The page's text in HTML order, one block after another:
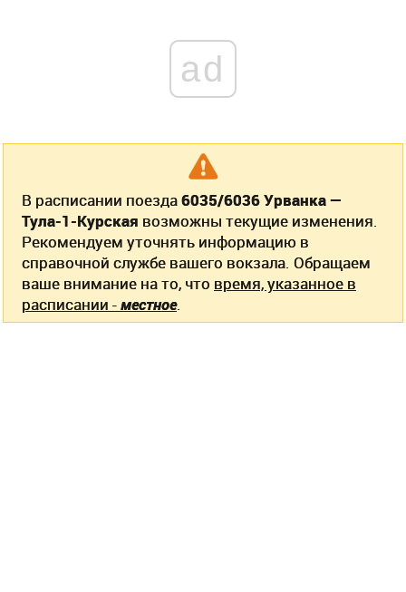
ad
В расписании поезда6035/6036 Урванка —
Тула-1-Курская возможны текущие изменения.
Рекомендуем уточнять информацию в
справочной службе вашего вокзала. Обращаем
ваше внимание на то, что время, указанное в
расписании -местное.